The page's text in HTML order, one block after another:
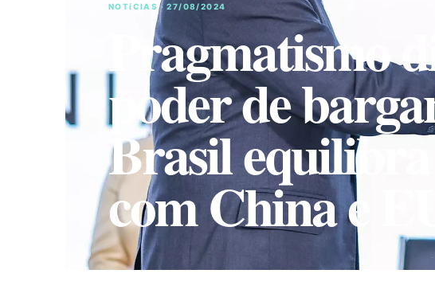
NOTíCIAS · 27/08/2024
Pragmatismo
poder de
Brasil equilibra
com China e